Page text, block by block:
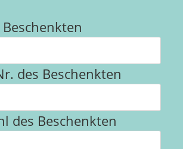
des Beschenkten
des Beschenkten